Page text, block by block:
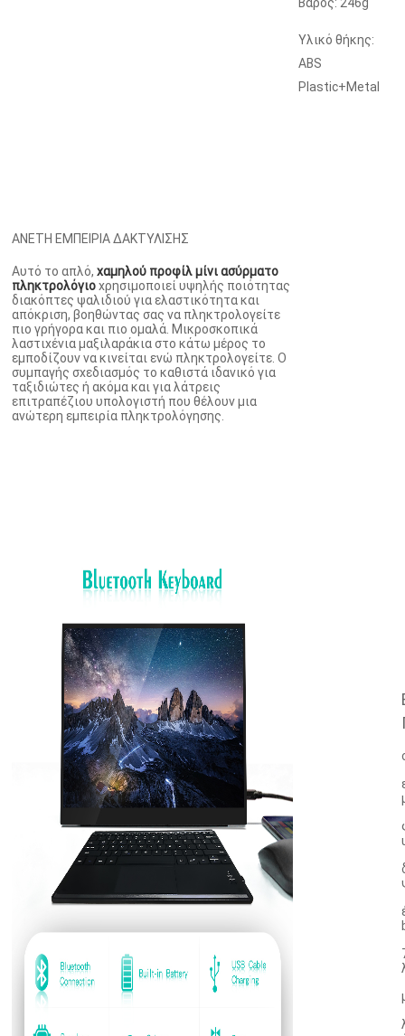
Υλικό θήκης:
ABS
Plastic+Metal
ΑΝΕΤΗ ΕΜΠΕΙΡΙΑ ΔΑΚΤΥΛΙΣΗΣ
Αυτό το απλό,χαμηλού προφίλ μίνι ασύρματο
πληκτρολόγιοχρησιμοποιεί υψηλής ποιότητας
διακόπτες ψαλιδιού για ελαστικότητα και
απόκριση, βοηθώντας σας να πληκτρολογείτε
πιο γρήγορα και πιο ομαλά. Μικροσκοπικά
λαστιχένια μαξιλαράκια στο κάτω μέρος το
εμποδίζουν να κινείται ενώ πληκτρολογείτε. Ο
συμπαγής σχεδιασμός το καθιστά ιδανικό για
ταξιδιώτες ή ακόμα και για λάτρεις
επιτραπέζιου υπολογιστή που θέλουν μια
ανώτερη εμπειρία πληκτρολόγησης.